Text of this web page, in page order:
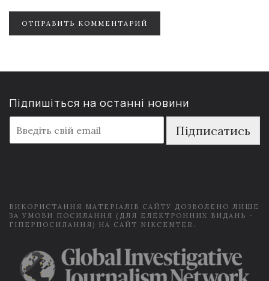
ОТПРАВИТЬ КОММЕНТАРИЙ
Підпишіться на останні новини
m
a
Підписатись
ВИКОРИСТАННЯ МАТЕРІАЛІВ САЙТУ ДОЗВОЛЕНО ЛИШЕ
ЗА УМОВИ ПОСИЛАННЯ (ДЛЯ ЕЛЕКТРОННИХ ВИДАНЬ -
ГІПЕРПОСИЛАННЯ) НА САЙТ NIKCENTER.